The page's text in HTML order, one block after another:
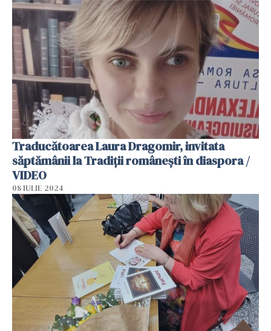
Traducătoarea Laura Dragomir, invitata
săptămânii la Tradiții românești în diaspora /
VIDEO
08 IULIE 2024